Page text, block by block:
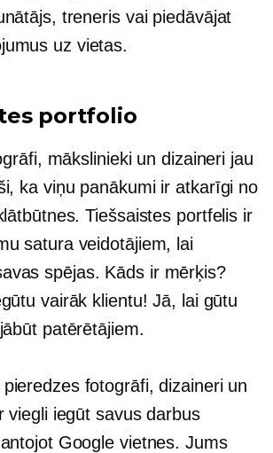
treneris vai piedāvājat
uz vietas.
portfolio
mākslinieki un dizaineri jau
ka viņu panākumi ir atkarīgi no
Tiešsaistes portfelis ir
satura veidotājiem, lai
spējas. Kāds ir mērķis?
vairāk klientu! Jā, lai gūtu
patērētājiem.
fotogrāfi, dizaineri un
viegli iegūt savus darbus
Google vietnes. Jums